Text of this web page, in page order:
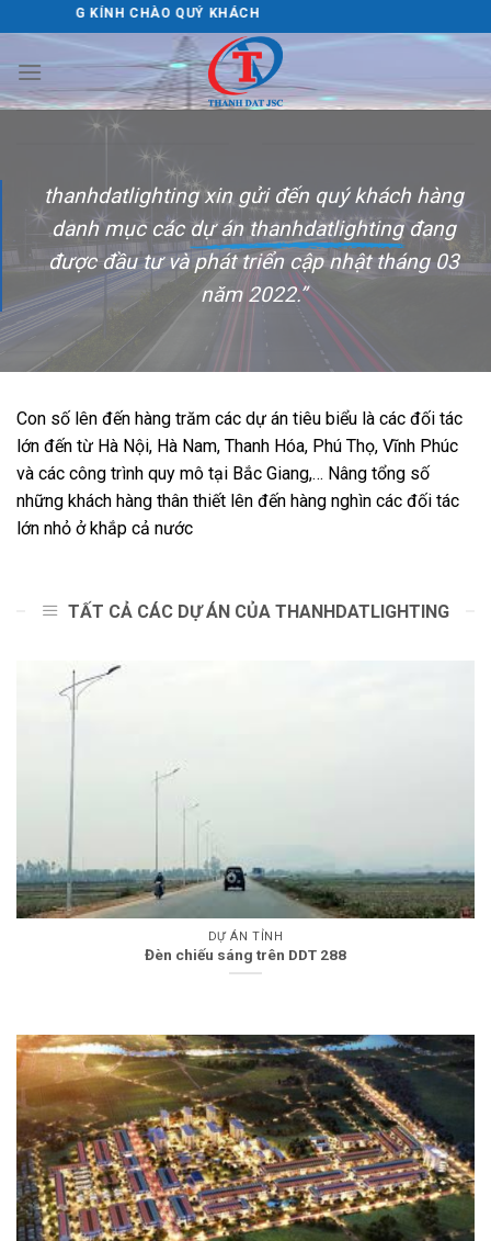
to
content
CHÀO QUÝ KHÁCH
thanhdatlighting xin gửi đến quý khách hàng
danh mục các dự án thanhdatlighting đang
được đầu tư và phát triển cập nhật tháng 03
năm 2022.”
Con số lên đến hàng trăm các dự án tiêu biểu là các đối tác
lớn đến từ Hà Nội, Hà Nam, Thanh Hóa, Phú Thọ, Vĩnh Phúc
và các công trình quy mô tại Bắc Giang,… Nâng tổng số
những khách hàng thân thiết lên đến hàng nghìn các đối tác
lớn nhỏ ở khắp cả nước
TẤT CẢ CÁC DỰ ÁN CỦA THANHDATLIGHTING
DỰ ÁN TỈNH
Đèn chiếu sáng trên DDT 288